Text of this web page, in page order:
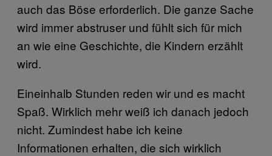
auch das Böse erforderlich. Die ganze Sache
wird immer abstruser und fühlt sich für mich
an wie eine Geschichte, die Kindern erzählt
wird.
Eineinhalb Stunden reden wir und es macht
Spaß. Wirklich mehr weiß ich danach jedoch
nicht. Zumindest habe ich keine
Informationen erhalten, die sich wirklich